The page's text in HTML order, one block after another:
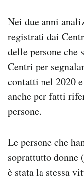
Nei due anni
registrati dai
delle persone che
Centri per
contatti nel 2020
anche per fatti
persone.
Le persone che
soprattutto donne
è stata la stessa